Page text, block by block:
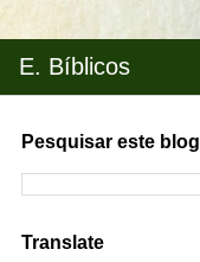
E. Bíblicos
Pesquisar este blog
Translate